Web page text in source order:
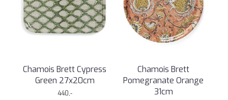
Chamois Brett Cypress
Green 27x20cm
440,-
Chamois Brett
Pomegranate Orange
31cm